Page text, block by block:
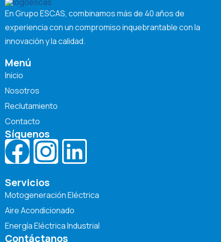
En Grupo ESCAS, combinamos más de 40 años de
experiencia con un compromiso inquebrantable con la
innovación y la calidad.
Menú
Inicio
Nosotros
Reclutamiento
Contacto
Síguenos
Servicios
Motogeneración Eléctrica
Aire Acondicionado
Energía Eléctrica Industrial
Contáctanos